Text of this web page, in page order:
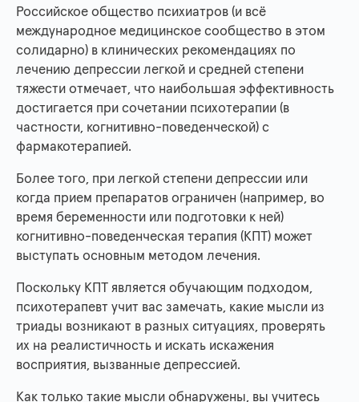
Российское общество психиатров (и всё
международное медицинское сообщество в этом
солидарно) в клинических рекомендациях по
лечению депрессии легкой и средней степени
тяжести отмечает, что наибольшая эффективность
достигается при сочетании психотерапии (в
частности, когнитивно-поведенческой) с
фармакотерапией.
Более того, при легкой степени депрессии или
когда прием препаратов ограничен (например, во
время беременности или подготовки к ней)
когнитивно-поведенческая терапия (КПТ) может
выступать основным методом лечения.
Поскольку КПТ является обучающим подходом,
психотерапевт учит вас замечать, какие мысли из
триады возникают в разных ситуациях, проверять
их на реалистичность и искать искажения
восприятия, вызванные депрессией.
Как только такие мысли обнаружены, вы учитесь